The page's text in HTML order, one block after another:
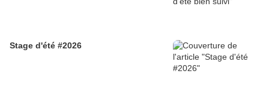
Stage d'été #2026